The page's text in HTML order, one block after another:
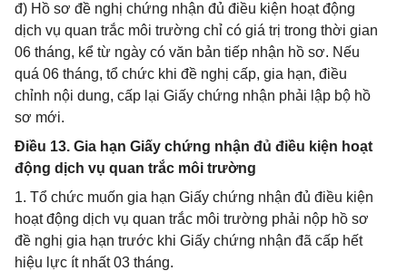
đ) Hồ sơ đề nghị chứng nhận đủ điều kiện hoạt động
dịch vụ quan trắc môi trường chỉ có giá trị trong thời gian
06 tháng, kể từ ngày có văn bản tiếp nhận hồ sơ. Nếu
quá 06 tháng, tổ chức khi đề nghị cấp, gia hạn, điều
chỉnh nội dung, cấp lại Giấy chứng nhận phải lập bộ hồ
sơ mới.
Điều 13. Gia hạn Giấy chứng nhận đủ điều kiện hoạt
động dịch vụ quan trắc môi trường
1. Tổ chức muốn gia hạn Giấy chứng nhận đủ điều kiện
hoạt động dịch vụ quan trắc môi trường phải nộp hồ sơ
đề nghị gia hạn trước khi Giấy chứng nhận đã cấp hết
hiệu lực ít nhất 03 tháng.